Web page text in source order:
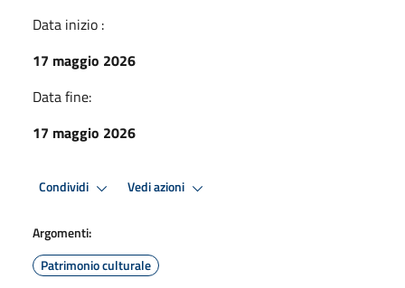
Data inizio :
17 maggio 2026
Data fine:
17 maggio 2026
Condividi Vedi azioni
Argomenti:
Patrimonio culturale